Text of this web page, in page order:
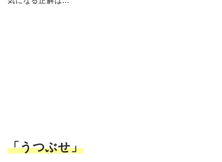
「うつぶせ」